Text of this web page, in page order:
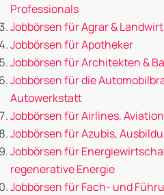
Professionals
Jobbörsen für Agrar &
Jobbörsen für Apotheker
Jobbörsen für Architekten &
Jobbörsen für die
Autowerkstatt
Jobbörsen für Airlines,
Jobbörsen für Azubis,
Jobbörsen für
regenerative Energie
Jobbörsen für Fach- und